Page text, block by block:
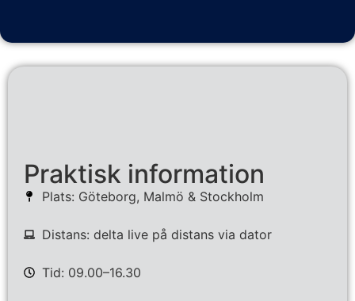
Praktisk information
Plats: Göteborg, Malmö & Stockholm
Distans: delta live på distans via dator
Tid: 09.00–16.30